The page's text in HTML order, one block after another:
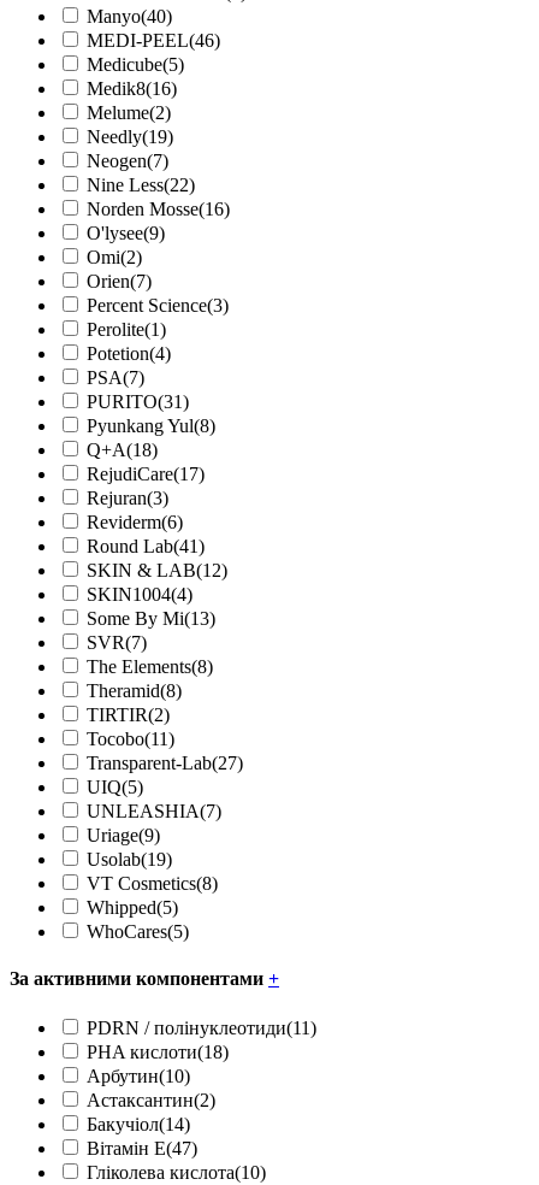
Manyo(40)
MEDI-PEEL(46)
Medicube(5)
Medik8(16)
Melume(2)
Needly(19)
Neogen(7)
Nine Less(22)
Norden Mosse(16)
O'lysee(9)
Omi(2)
Orien(7)
Percent Science(3)
Perolite(1)
Potetion(4)
PSA(7)
PURITO(31)
Pyunkang Yul(8)
Q+A(18)
RejudiCare(17)
Rejuran(3)
Reviderm(6)
Round Lab(41)
SKIN & LAB(12)
SKIN1004(4)
Some By Mi(13)
SVR(7)
The Elements(8)
Theramid(8)
TIRTIR(2)
Tocobo(11)
Transparent-Lab(27)
UIQ(5)
UNLEASHIA(7)
Uriage(9)
Usolab(19)
VT Cosmetics(8)
Whipped(5)
WhoCares(5)
За активними компонентами +
PDRN / полінуклеотиди(11)
PHA кислоти(18)
Арбутин(10)
Астаксантин(2)
Бакучіол(14)
Вітамін Е(47)
Гліколева кислота(10)